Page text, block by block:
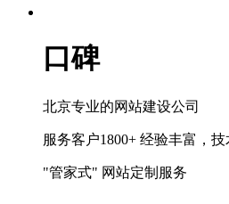
口碑
北京专业的网站建设公司
服务客户1800+ 经验丰富，
"管家式" 网站定制服务